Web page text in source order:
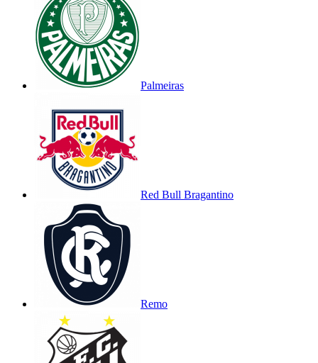
Palmeiras
Red Bull Bragantino
Remo